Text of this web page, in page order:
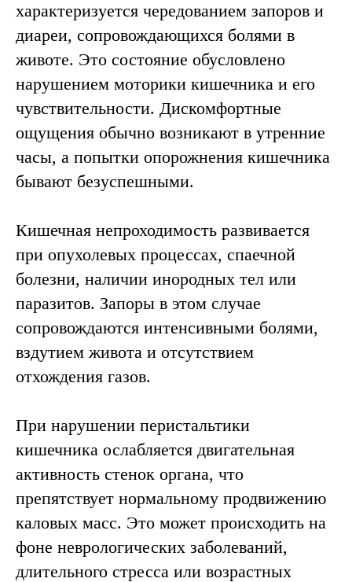
характеризуется чередованием запоров и
диареи, сопровождающихся болями в
животе. Это состояние обусловлено
нарушением моторики кишечника и его
чувствительности. Дискомфортные
ощущения обычно возникают в утренние
часы, а попытки опорожнения кишечника
бывают безуспешными.
Кишечная непроходимость развивается
при опухолевых процессах, спаечной
болезни, наличии инородных тел или
паразитов. Запоры в этом случае
сопровождаются интенсивными болями,
вздутием живота и отсутствием
отхождения газов.
При нарушении перистальтики
кишечника ослабляется двигательная
активность стенок органа, что
препятствует нормальному продвижению
каловых масс. Это может происходить на
фоне неврологических заболеваний,
длительного стресса или возрастных